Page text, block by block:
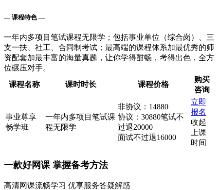
— 课程特色 —
一年内多项目笔试课程无限学；包括事业单位（综合岗）、三
支一扶、社工、合同制考试；最高端的课程体系加最优秀的师
资配套加最丰富的海量真题，让你学得酣畅，考得出色，全方
位碾压对手。
课程名称
课时时长 课程价格
购买
咨询
事业尊享
畅学班
一年内多项目笔试课
程无限学
非协议：14880
协议：30880笔试不
过退20000
面试不过退16000
立即
报名
收起
上课
时间
一款好网课 掌握备考方法
高清网课流畅学习 优享服务答疑解惑